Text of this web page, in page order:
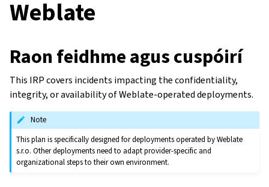
Weblate
Raon feidhme agus cuspóirí
This IRP covers incidents impacting the confidentiality,
integrity, or availability of Weblate-operated deployments.
Note
This plan is specifically designed for deployments operated by Weblate
s.r.o. Other deployments need to adapt provider-specific and
organizational steps to their own environment.